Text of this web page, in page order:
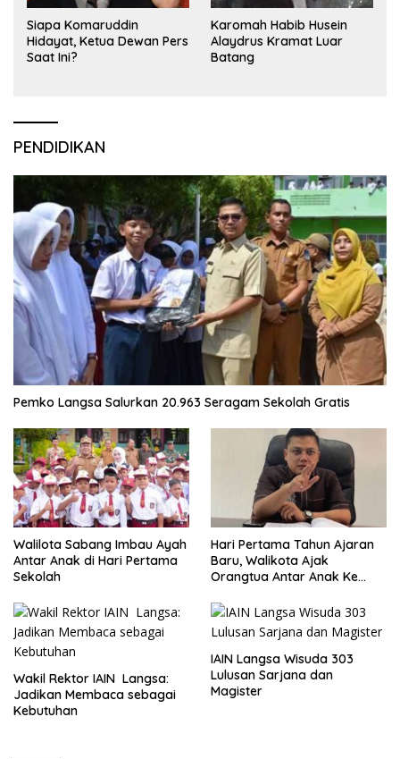
Siapa Komaruddin
Hidayat, Ketua Dewan Pers
Saat Ini?
Karomah Habib Husein
Alaydrus Kramat Luar
Batang
PENDIDIKAN
Pemko Langsa Salurkan 20.963 Seragam Sekolah Gratis
Walilota Sabang Imbau Ayah
Antar Anak di Hari Pertama
Sekolah
Hari Pertama Tahun Ajaran
Baru, Walikota Ajak
Orangtua Antar Anak Ke
Wakil Rektor IAIN Langsa:
Jadikan Membaca sebagai
Kebutuhan
IAIN Langsa Wisuda 303
Lulusan Sarjana dan
Magister